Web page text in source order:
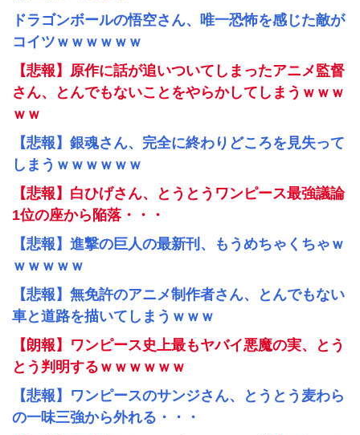
ドラゴンボールの悟空さん、唯一恐怖を感じた敵が
コイツｗｗｗｗｗｗ
【悲報】原作に話が追いついてしまったアニメ監督
さん、とんでもないことをやらかしてしまうｗｗｗ
ｗｗ
【悲報】銀魂さん、完全に終わりどころを見失って
しまうｗｗｗｗｗｗ
【悲報】白ひげさん、とうとうワンピース最強議論
1位の座から陥落・・・
【悲報】進撃の巨人の最新刊、もうめちゃくちゃｗ
ｗｗｗｗｗ
【悲報】無免許のアニメ制作者さん、とんでもない
車と道路を描いてしまうｗｗｗ
【朗報】ワンピース史上最もヤバイ悪魔の実、とう
とう判明するｗｗｗｗｗｗ
【悲報】ワンピースのサンジさん、とうとう麦わら
の一味三強から外れる・・・